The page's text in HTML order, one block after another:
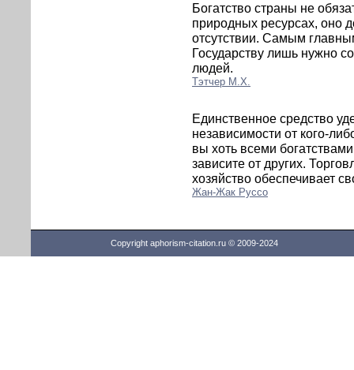
Богатство страны не
природных ресурсах, оно
отсутствии. Самым
Государству лишь нужно
людей.
Тэтчер М.Х.
Единственное средство
независимости от кого-
вы хоть всеми
зависите от других.
хозяйство обеспечивает
Жан-Жак Руссо
Copyright aphorism-citation.ru © 2009-2024